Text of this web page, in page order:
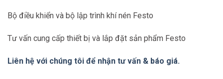
Bộ điều khiển và bộ lập trình khí nén Festo
Tư vấn cung cấp thiết bị và lắp đặt sản phẩm Festo
Liên hệ với chúng tôi để nhận tư vấn & báo giá.